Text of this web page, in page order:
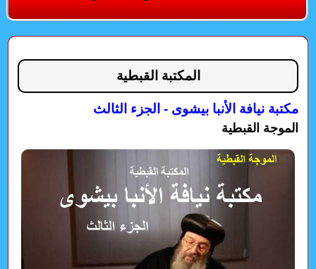
المكتبة القبطية
مكتبة نيافة الأنبا بيشوى - الجزء الثالث
الموجة القبطية